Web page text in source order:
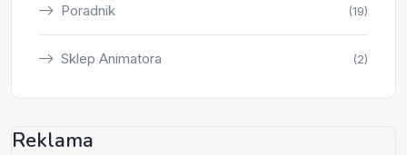
Poradnik (19)
Sklep Animatora (2)
Reklama